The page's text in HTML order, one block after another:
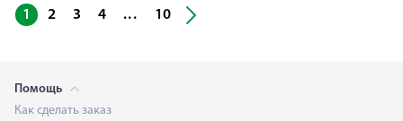
1 2 3 4 ... 10
Помощь
Как сделать заказ